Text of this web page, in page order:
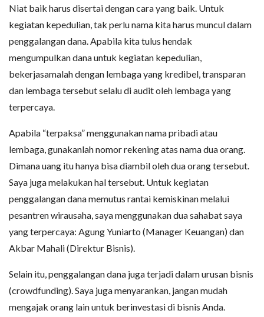
Niat baik harus disertai dengan cara yang baik. Untuk
kegiatan kepedulian, tak perlu nama kita harus muncul dalam
penggalangan dana. Apabila kita tulus hendak
mengumpulkan dana untuk kegiatan kepedulian,
bekerjasamalah dengan lembaga yang kredibel, transparan
dan lembaga tersebut selalu di audit oleh lembaga yang
terpercaya.
Apabila “terpaksa” menggunakan nama pribadi atau
lembaga, gunakanlah nomor rekening atas nama dua orang.
Dimana uang itu hanya bisa diambil oleh dua orang tersebut.
Saya juga melakukan hal tersebut. Untuk kegiatan
penggalangan dana memutus rantai kemiskinan melalui
pesantren wirausaha, saya menggunakan dua sahabat saya
yang terpercaya: Agung Yuniarto (Manager Keuangan) dan
Akbar Mahali (Direktur Bisnis).
Selain itu, penggalangan dana juga terjadi dalam urusan bisnis
(crowdfunding). Saya juga menyarankan, jangan mudah
mengajak orang lain untuk berinvestasi di bisnis Anda.